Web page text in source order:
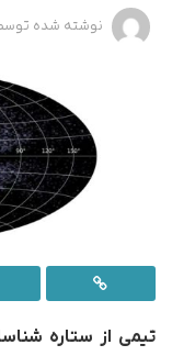
نوشته شده
تیمی از ستاره